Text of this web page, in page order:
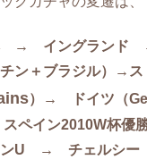
本 → イングラン
ン＋ブラジル）→ス
）→ ドイツ（
ペイン2010W杯
U → チェルシ